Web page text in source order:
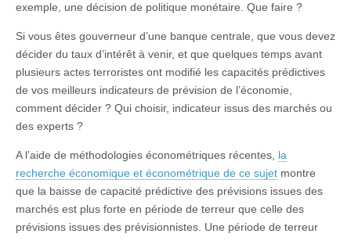
exemple, une décision de politique monétaire. Que faire ?
Si vous êtes gouverneur d’une banque centrale, que vous devez
décider du taux d’intérêt à venir, et que quelques temps avant
plusieurs actes terroristes ont modifié les capacités prédictives
de vos meilleurs indicateurs de prévision de l’économie,
comment décider ? Qui choisir, indicateur issus des marchés ou
des experts ?
A l’aide de méthodologies économétriques récentes, la
recherche économique et économétrique de ce sujet montre
que la baisse de capacité prédictive des prévisions issues des
marchés est plus forte en période de terreur que celle des
prévisions issues des prévisionnistes. Une période de terreur